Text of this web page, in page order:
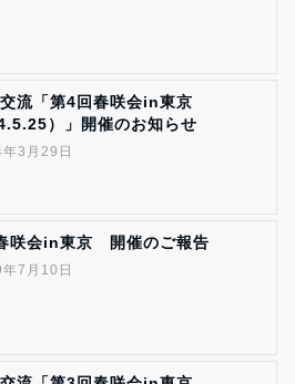
流「第4回春咲会in東京
）」開催のお知らせ
3月29日
咲会in東京 開催のご報告
7月10日